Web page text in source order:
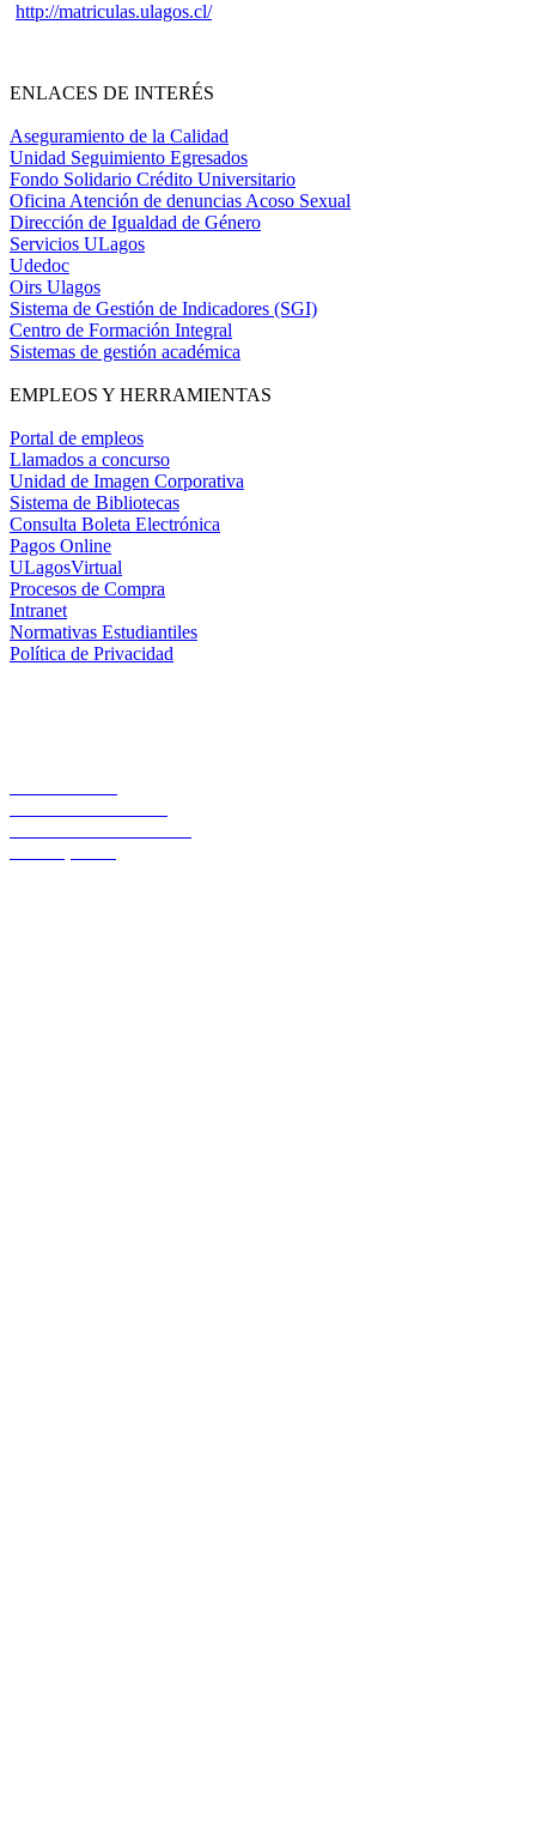
http://matriculas.ulagos.cl/
ENLACES DE INTERÉS
Aseguramiento de la Calidad
Unidad Seguimiento Egresados
Fondo Solidario Crédito Universitario
Oficina Atención de denuncias Acoso Sexual
Dirección de Igualdad de Género
Servicios ULagos
Udedoc
Oirs Ulagos
Sistema de Gestión de Indicadores (SGI)
Centro de Formación Integral
Sistemas de gestión académica
EMPLEOS Y HERRAMIENTAS
Portal de empleos
Llamados a concurso
Unidad de Imagen Corporativa
Sistema de Bibliotecas
Consulta Boleta Electrónica
Pagos Online
ULagosVirtual
Procesos de Compra
Intranet
Normativas Estudiantiles
Política de Privacidad